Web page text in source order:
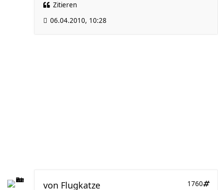
Zitieren
06.04.2010, 10:28
1760
von Flugkatze